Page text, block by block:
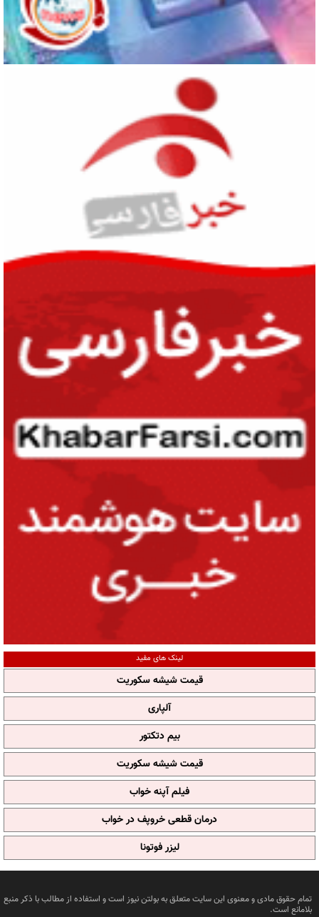
لینک های مفید
قیمت شیشه سکوریت
آلپاری
بیم دتکتور
قیمت شیشه سکوریت
فیلم آپنه خواب
درمان قطعی خروپف در خواب
لیزر فوتونا
تمام حقوق مادی و معنوی این سایت متعلق به بولتن نیوز است و استفاده از مطالب با ذکر منبع
بلامانع است.